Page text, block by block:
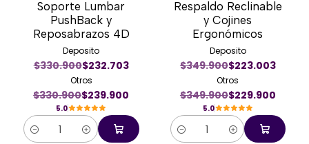
Soporte Lumbar
PushBack y
Reposabrazos 4D
Deposito
$330.900$232.703
Otros
$330.900$239.900
5.0
Cantidad
Respaldo Reclinable
y Cojines
Ergonómicos
Deposito
$349.900$223.003
Otros
$349.900$229.900
5.0
Cantidad